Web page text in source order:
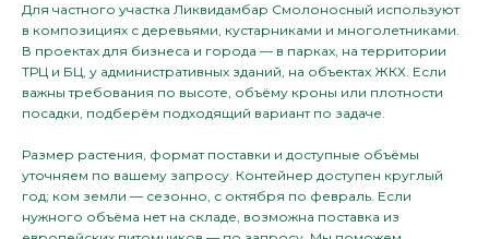
Для частного участка Ликвидамбар Смолоносный используют
в композициях с деревьями, кустарниками и многолетниками.
В проектах для бизнеса и города — в парках, на территории
ТРЦ и БЦ, у административных зданий, на объектах ЖКХ. Если
важны требования по высоте, объёму кроны или плотности
посадки, подберём подходящий вариант по задаче.
Размер растения, формат поставки и доступные объёмы
уточняем по вашему запросу. Контейнер доступен круглый
год; ком земли — сезонно, с октября по февраль. Если
нужного объёма нет на складе, возможна поставка из